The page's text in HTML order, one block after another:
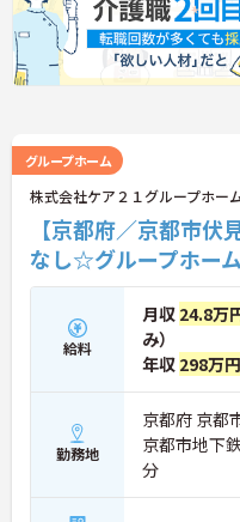
グループホーム
株式会社ケア２１グループホー
【京都府／京都市
なし☆グループホー
給料
月収 24.8万
み）
年収 298万円
勤務地
京都府 京都
京都市地下
分